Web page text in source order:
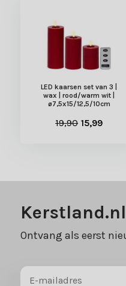
LED kaarsen set van 3 |
wax | rood/warm wit |
ø7,5x15/12,5/10cm
19,90 15,99
Kerstland.nl
Ontvang als eerst